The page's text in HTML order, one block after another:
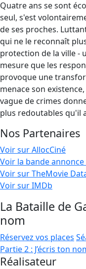
Quatre ans se sont
seul, s'est
de ses proches.
qui ne le reconnaît
protection de la ville -
mesure que les
provoque une
menace son
vague de crimes
plus redoutables qu'il
Nos Partenaires
Voir sur AllocCiné
Voir la bande
Voir sur TheMovie
Voir sur IMDb
La Bataille de
nom
Réservez vos places
Partie 2 : J’écris ton
Réalisateur